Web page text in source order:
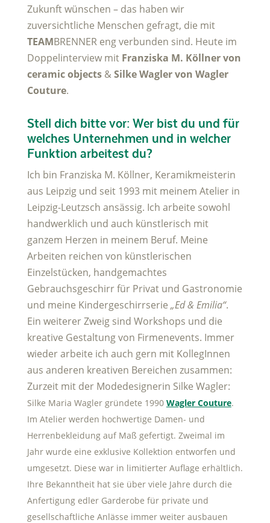
Zukunft wünschen – das haben wir
zuversichtliche Menschen gefragt, die mit
TEAMBRENNER eng verbunden sind. Heute im
Doppelinterview mit Franziska M. Köllner von
ceramic objects&Silke Wagler von Wagler
Couture.
Stell dich bitte vor: Wer bist du und für
welches Unternehmen und in welcher
Funktion arbeitest du?
Ich bin Franziska M. Köllner, Keramikmeisterin
aus Leipzig und seit 1993 mit meinem Atelier in
Leipzig-Leutzsch ansässig. Ich arbeite sowohl
handwerklich und auch künstlerisch mit
ganzem Herzen in meinem Beruf. Meine
Arbeiten reichen von künstlerischen
Einzelstücken, handgemachtes
Gebrauchsgeschirr für Privat und Gastronomie
und meine Kindergeschirrserie „Ed & Emilia“.
Ein weiterer Zweig sind Workshops und die
kreative Gestaltung von Firmenevents. Immer
wieder arbeite ich auch gern mit KollegInnen
aus anderen kreativen Bereichen zusammen:
Zurzeit mit der Modedesignerin Silke Wagler:
Silke Maria Wagler gründete 1990 Wagler Couture.
Im Atelier werden hochwertige Damen- und
Herrenbekleidung auf Maß gefertigt. Zweimal im
Jahr wurde eine exklusive Kollektion entworfen und
umgesetzt. Diese war in limitierter Auflage erhältlich.
Ihre Bekanntheit hat sie über viele Jahre durch die
Anfertigung edler Garderobe für private und
gesellschaftliche Anlässe immer weiter ausbauen